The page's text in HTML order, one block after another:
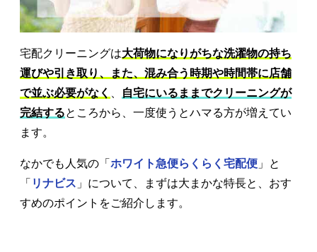
宅配クリーニングは大荷物になりがちな洗濯物の持ち
運びや引き取り、また、混み合う時期や時間帯に店舗
で並ぶ必要がなく
自宅にいるままでクリーニングが
完結するところから、一度使うとハマる方が増えてい
ます。
なかでも人気の「 ホワイト急便らくらく宅配便 」と
「 リナビス 」について、まずは大まかな特長と、おす
すめのポイントをご紹介します。